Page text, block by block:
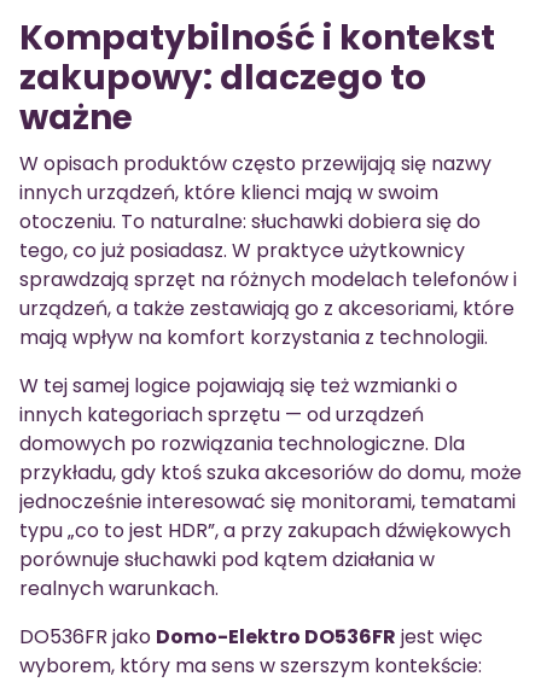
Kompatybilność i kontekst
zakupowy: dlaczego to
ważne
W opisach produktów często przewijają się nazwy
innych urządzeń, które klienci mają w swoim
otoczeniu. To naturalne: słuchawki dobiera się do
tego, co już posiadasz. W praktyce użytkownicy
sprawdzają sprzęt na różnych modelach telefonów i
urządzeń, a także zestawiają go z akcesoriami, które
mają wpływ na komfort korzystania z technologii.
W tej samej logice pojawiają się też wzmianki o
innych kategoriach sprzętu — od urządzeń
domowych po rozwiązania technologiczne. Dla
przykładu, gdy ktoś szuka akcesoriów do domu, może
jednocześnie interesować się monitorami, tematami
typu „co to jest HDR”, a przy zakupach dźwiękowych
porównuje słuchawki pod kątem działania w
realnych warunkach.
DO536FR jako Domo-Elektro DO536FR jest więc
wyborem, który ma sens w szerszym kontekście: